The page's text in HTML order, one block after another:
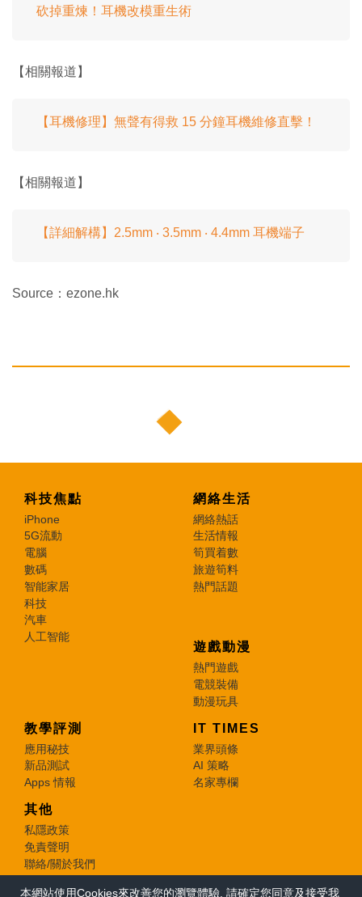
本網站使用Cookies來改善您的瀏覽體驗, 請確定您同意及接受我
砍掉重煉！耳機改模重生術
【相關報道】
【耳機修理】無聲有得救 15 分鐘耳機維修直擊！
【相關報道】
【詳細解構】2.5mm ‧ 3.5mm ‧ 4.4mm 耳機端子
Source：ezone.hk
科技焦點
iPhone
5G流動
電腦
數碼
智能家居
科技
汽車
人工智能
網絡生活
網絡熱話
生活情報
筍買着數
旅遊筍料
熱門話題
遊戲動漫
熱門遊戲
電競裝備
動漫玩具
教學評測
應用秘技
新品測試
Apps 情報
IT TIMES
業界頭條
AI 策略
名家專欄
其他
私隱政策
免責聲明
聯絡/關於我們